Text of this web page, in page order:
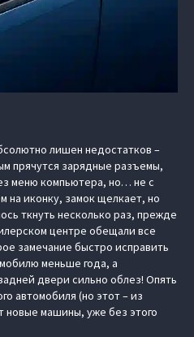
лишен недостатков –
прячутся зарядные разъемы,
меню компьютера, но… не с
на иконку, замок щелкает, но
ткнуть несколько раз, прежде
центре обещали все
замечание быстро исправить
меньше года, а
двери сильно облез! Опять
автомобиля (но этот – из
новые машины, уже без этого